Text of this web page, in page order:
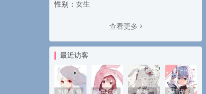
性别： 女生
查看更多
最近访客
为君司南 蝸牛姑娘 晓黎 美到没朋友